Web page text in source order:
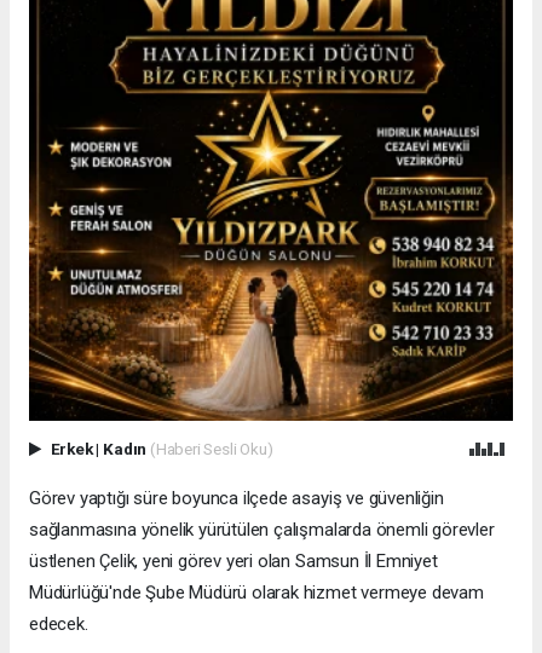
Erkek| Kadın (Haberi Sesli Oku)
Görev yaptığı süre boyunca ilçede asayiş ve güvenliğin
sağlanmasına yönelik yürütülen çalışmalarda önemli görevler
üstlenen Çelik, yeni görev yeri olan Samsun İl Emniyet
Müdürlüğü'nde Şube Müdürü olarak hizmet vermeye devam
edecek.